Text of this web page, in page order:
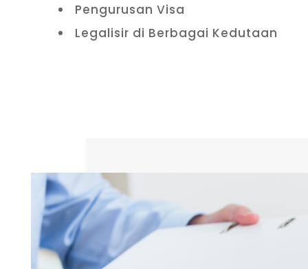
Pengurusan Visa
Legalisir di Berbagai Kedutaan